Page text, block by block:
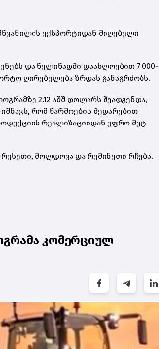
ექსპორტიდან მიღებული
და წელიწადში დაახლოებით 7 000-
ღირებულება ზრდას განაგრძობს.
2.12 აშშ დოლარს შეადგენდა,
რომ წარმოების შედარებით
რეალიზაციიდან უფრო მეტ
მოლდოვა და რუმინეთი რჩება.
კომერციულ